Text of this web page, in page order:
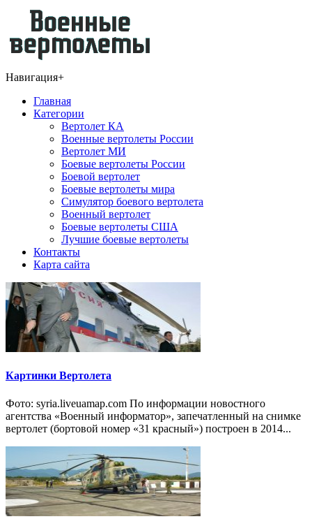
Навигация+
Главная
Категории
Вертолет КА
Военные вертолеты России
Вертолет МИ
Боевые вертолеты России
Боевой вертолет
Боевые вертолеты мира
Симулятор боевого вертолета
Военный вертолет
Боевые вертолеты США
Лучшие боевые вертолеты
Контакты
Карта сайта
Картинки Вертолета
Фото: syria.liveuamap.com По информации новостного
агентства «Военный информатор», запечатленный на снимке
вертолет (бортовой номер «31 красный») построен в 2014...